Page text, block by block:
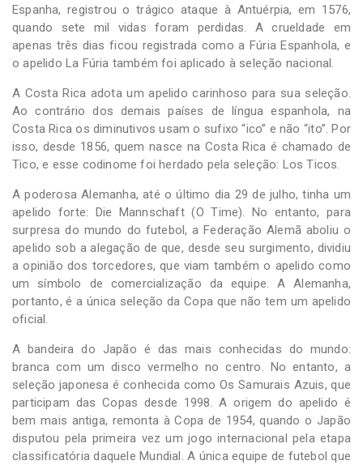
Espanha, registrou o trágico ataque à Antuérpia, em 1576,
quando sete mil vidas foram perdidas. A crueldade em
apenas três dias ficou registrada como a Fúria Espanhola, e
o apelido La Fúria também foi aplicado à seleção nacional.
A Costa Rica adota um apelido carinhoso para sua seleção.
Ao contrário dos demais países de língua espanhola, na
Costa Rica os diminutivos usam o sufixo “ico” e não “ito”. Por
isso, desde 1856, quem nasce na Costa Rica é chamado de
Tico, e esse codinome foi herdado pela seleção: Los Ticos.
A poderosa Alemanha, até o último dia 29 de julho, tinha um
apelido forte: Die Mannschaft (O Time). No entanto, para
surpresa do mundo do futebol, a Federação Alemã aboliu o
apelido sob a alegação de que, desde seu surgimento, dividiu
a opinião dos torcedores, que viam também o apelido como
um símbolo de comercialização da equipe. A Alemanha,
portanto, é a única seleção da Copa que não tem um apelido
oficial.
A bandeira do Japão é das mais conhecidas do mundo:
branca com um disco vermelho no centro. No entanto, a
seleção japonesa é conhecida como Os Samurais Azuis, que
participam das Copas desde 1998. A origem do apelido é
bem mais antiga, remonta à Copa de 1954, quando o Japão
disputou pela primeira vez um jogo internacional pela etapa
classificatória daquele Mundial. A única equipe de futebol que